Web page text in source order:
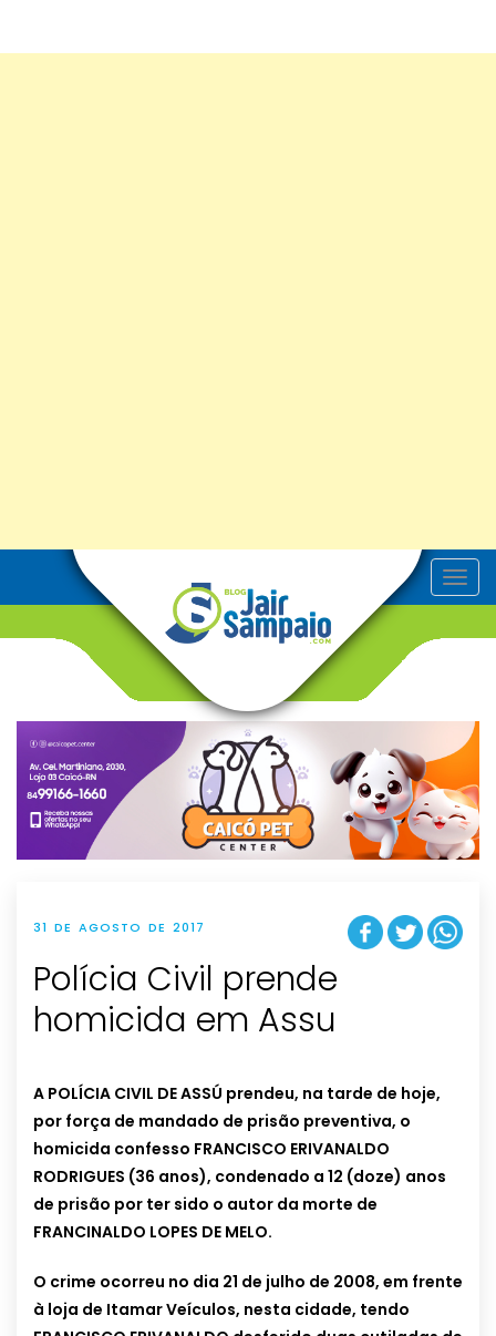
T
o
v
g
t
i
o
n
31 DE AGOSTO DE 2017
Polícia Civil prende
homicida em Assu
A POLÍCIA CIVIL DE ASSÚ prendeu, na tarde de hoje,
por força de mandado de prisão preventiva, o
homicida confesso FRANCISCO ERIVANALDO
RODRIGUES (36 anos), condenado a 12 (doze) anos
de prisão por ter sido o autor da morte de
FRANCINALDO LOPES DE MELO.
O crime ocorreu no dia 21 de julho de 2008, em frente
à loja de Itamar Veículos, nesta cidade, tendo